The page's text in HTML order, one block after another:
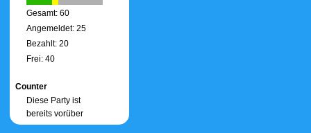
Gesamt: 60
Angemeldet: 25
Bezahlt: 20
Frei: 40
Counter
Diese Party ist
bereits vorüber